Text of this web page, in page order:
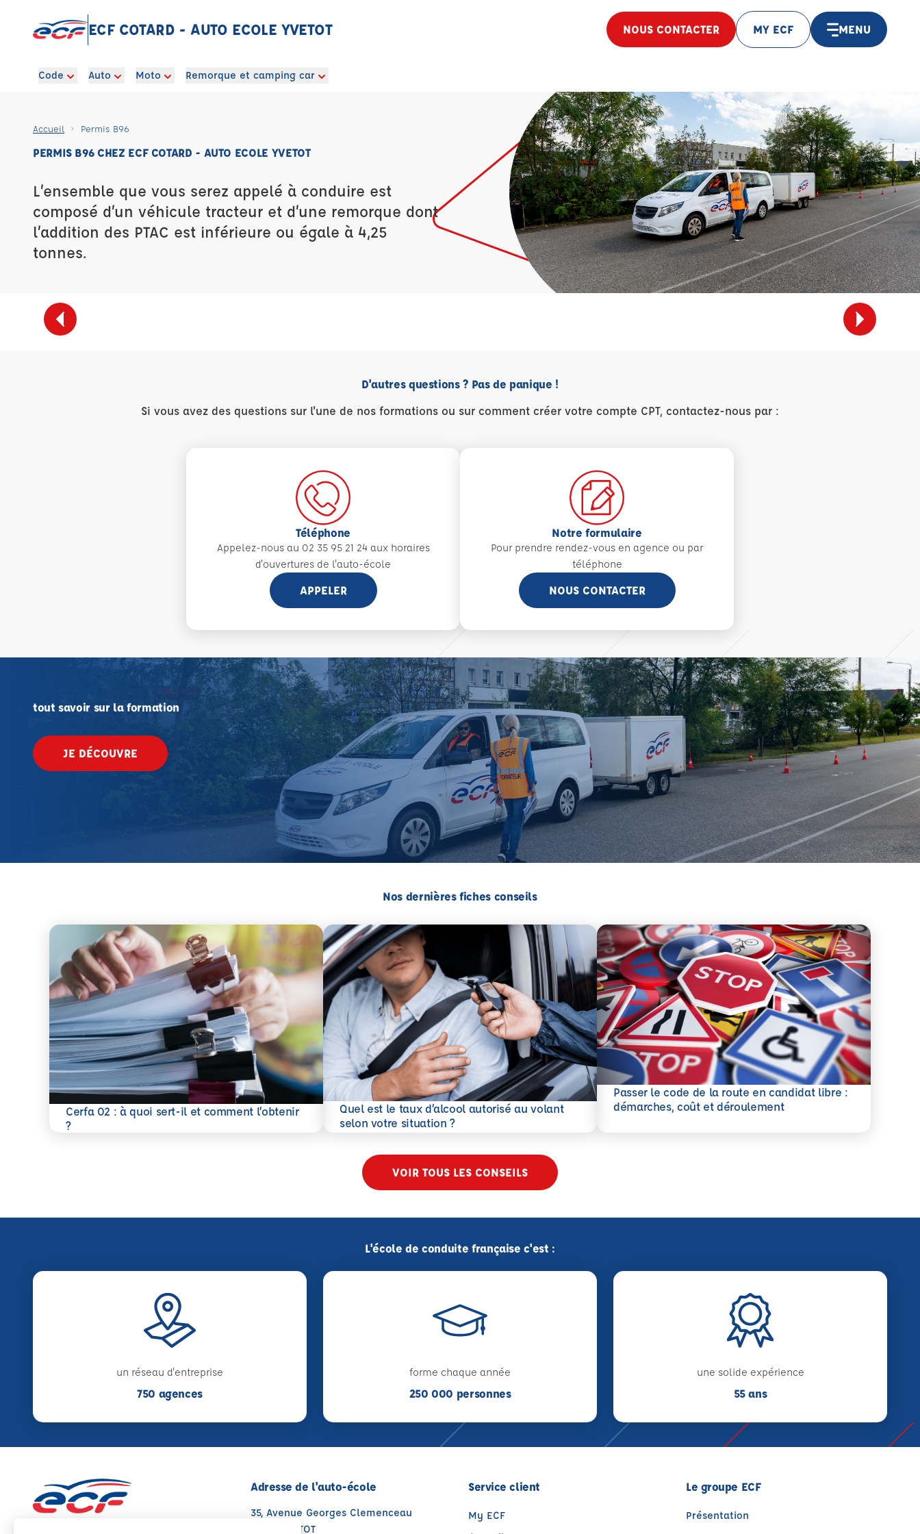
ECF COTARD - AUTO ECOLE YVETOT NOUS CONTACTER MY ECF MENU
Code Auto Moto Remorque et camping car
Accueil Permis B96
PERMIS B96 CHEZ ECF COTARD - AUTO ECOLE YVETOT
L’ensemble que vous serez appelé à conduire est
composé d’un véhicule tracteur et d’une remorque dont
l’addition des PTAC est inférieure ou égale à 4,25
tonnes.
D'autres questions ? Pas de panique !
Si vous avez des questions sur l'une de nos formations ou sur comment créer votre compte CPT, contactez-nous par :
Téléphone
Appelez-nous au 02 35 95 21 24 aux horaires
d'ouvertures de l'auto-école
APPELER
Notre formulaire
Pour prendre rendez-vous en agence ou par
téléphone
NOUS CONTACTER
tout savoir sur la formation
JE DÉCOUVRE
Nos dernières fiches conseils
Cerfa 02 : à quoi sert-il et comment l’obtenir
?
En savoir plus
Quel est le taux d’alcool autorisé au volant
selon votre situation ?
En savoir plus
Passer le code de la route en candidat libre :
démarches, coût et déroulement
En savoir plus
VOIR TOUS LES CONSEILS
L'école de conduite française c'est :
un réseau d'entreprise
750 agences
forme chaque année
250 000 personnes
une solide expérience
55 ans
Adresse de l'auto-école
35, Avenue Georges Clemenceau
76190 YVETOT
Service client
My ECF
Le groupe ECF
Présentation